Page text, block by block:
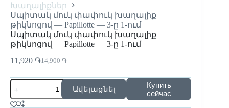
Խաղալիքներ
Սպիտակ մուկ փափուկ խաղալիք
թիկնոցով — Papillotte — 3-ը 1-ում
Սպիտակ մուկ փափուկ խաղալիք
թիկնոցով — Papillotte — 3-ը 1-ում
14,900֏
11,920 ֏
Ավելացնել
Купить
сейчас